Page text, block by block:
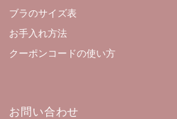
ブラのサイズ表
お手入れ方法
クーポンコードの使い方
お問い合わせ